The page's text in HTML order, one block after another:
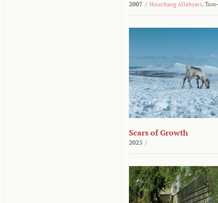
2007 / Houchang Allahyari,
Scars of Growth
2025 /